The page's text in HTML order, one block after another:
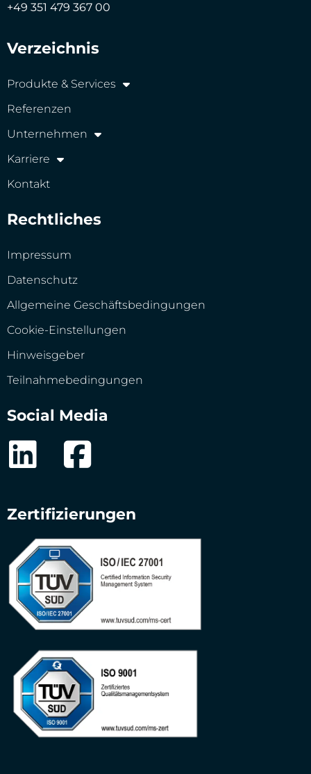
+49 351 479 367 00
Verzeichnis
Produkte & Services
Referenzen
Unternehmen
Karriere
Kontakt
Rechtliches
Impressum
Datenschutz
Allgemeine Geschäftsbedingungen
Cookie-Einstellungen
Hinweisgeber
Teilnahmebedingungen
Social Media
Zertifizierungen